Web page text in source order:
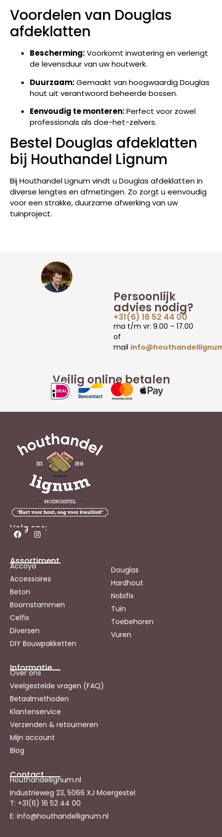
Voordelen van Douglas
afdeklatten
Bescherming:Voorkomt inwatering en verlengt
de levensduur van uw houtwerk.
Duurzaam:Gemaakt van hoogwaardig Douglas
hout uit verantwoord beheerde bossen.
Eenvoudig te monteren:Perfect voor zowel
professionals als doe-het-zelvers.
Bestel Douglas afdeklatten
bij Houthandel Lignum
Bij Houthandel Lignum vindt u Douglas afdeklatten in
diverse lengtes en afmetingen. Zo zorgt u eenvoudig
voor een strakke, duurzame afwerking van uw
tuinproject.
Veilig online betalen
Persoonlijk
advies nodig?
+31(6) 16 52 44 00
ma t/m vr: 9.00 – 17.00
of
mail
Volg ons:
Assortiment
Accoya
Accessoires
Beton
Boomstammen
Celfix
Diversen
DIY Bouwpakketten
Douglas
Hardhout
Nobifix
Tuin
Toebehoren
Vuren
Informatie
Over ons
Veelgestelde vragen (FAQ)
Betaalmethoden
Klantenservice
Verzenden & retourneren
Mijn account
Blog
Contact
Houthandellignum.nl
Industrieweg 23, 5066 XJ Moergestel
T: +31(6) 16 52 44 00
E: info@houthandellignum.nl